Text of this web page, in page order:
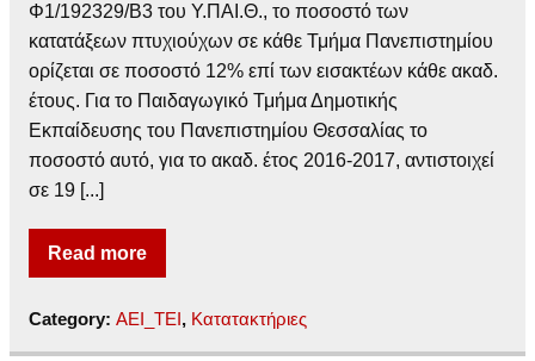
Φ1/192329/Β3 του Υ.ΠΑΙ.Θ., το ποσοστό των
κατατάξεων πτυχιούχων σε κάθε Τμήμα Πανεπιστημίου
ορίζεται σε ποσοστό 12% επί των εισακτέων κάθε ακαδ.
έτους. Για το Παιδαγωγικό Τμήμα Δημοτικής
Εκπαίδευσης του Πανεπιστημίου Θεσσαλίας το
ποσοστό αυτό, για το ακαδ. έτος 2016-2017, αντιστοιχεί
σε 19 [...]
Read more
Category: ΑΕΙ_ΤΕΙ, Κατατακτήριες